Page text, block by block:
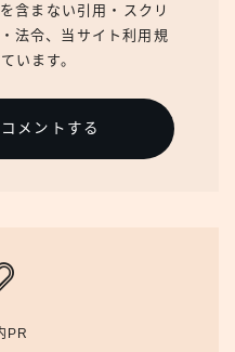
含まない引用・スクリ
法令、当サイト利用規
います。
メントする
PR